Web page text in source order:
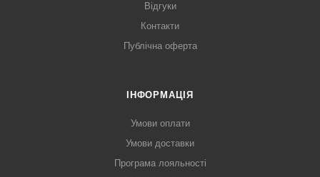
Відгуки
Контакти
Публічна оферта
ІНФОРМАЦІЯ
Умови оплати
Умови доставки
Програма лояльності